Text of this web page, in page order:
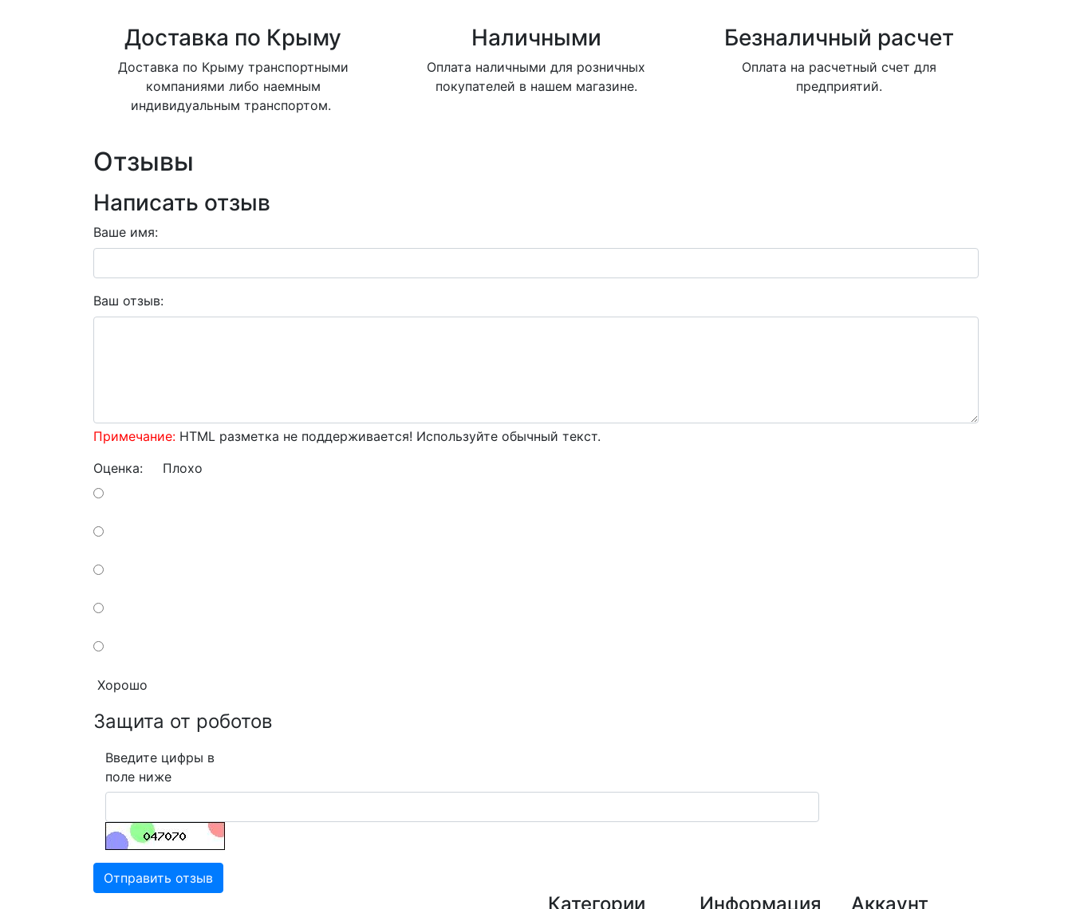
Доставка по Крыму
Доставка по Крыму транспортными
компаниями либо наемным
индивидуальным транспортом.
Наличными
Оплата наличными для розничных
покупателей в нашем магазине.
Безналичный расчет
Оплата на расчетный счет для
предприятий.
Отзывы
Написать отзыв
Ваше имя:
Ваш отзыв:
Примечание: HTML разметка не поддерживается! Используйте обычный текст.
Оценка: Плохо
Хорошо
Защита от роботов
Введите цифры в
поле ниже
Отправить отзыв
Категории Информация Аккаунт